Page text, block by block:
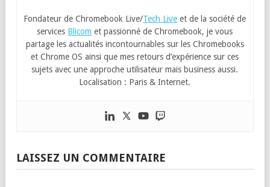
Fondateur de Chromebook Live/Tech Live et de la société de
services Blicom et passionné de Chromebook, je vous
partage les actualités incontournables sur les Chromebooks
et Chrome OS ainsi que mes retours d’expérience sur ces
sujets avec une approche utilisateur mais business aussi.
Localisation : Paris & Internet.
LAISSEZ UN COMMENTAIRE